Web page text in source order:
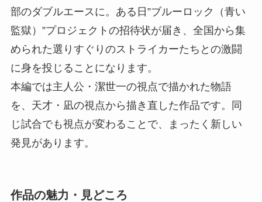
部のダブルエースに。ある日”ブルーロック（青い
監獄）”プロジェクトの招待状が届き、全国から集
められた選りすぐりのストライカーたちとの激闘
に身を投じることになります。
本編では主人公・潔世一の視点で描かれた物語
を、天才・凪の視点から描き直した作品です。同
じ試合でも視点が変わることで、まったく新しい
発見があります。
作品の魅力・見どころ